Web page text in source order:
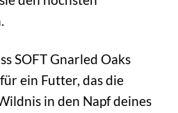
SOFT Gnarled Oaks
ein Futter, das die
in den Napf deines